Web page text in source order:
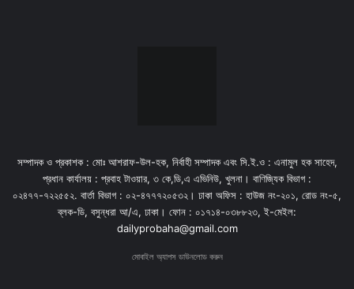
সম্পাদক ও প্রকাশক : মোঃ আশরাফ-উল-হক, নির্বাহী সম্পাদক এবং সি.ই.ও : এনামুল হক সাহেদ,
প্রধান কার্যালয় : প্রবাহ টাওয়ার, ৩ কে,ডি,এ এভিনিউ, খুলনা। বাণিজ্যিক বিভাগ :
০২৪৭৭-৭২২৫৫২. বার্তা বিভাগ : ০২-৪৭৭৭২০৫৩২। ঢাকা অফিস : হাউজ নং-২০১, রোড নং-৫,
ব্লক-ডি, বসুন্ধরা আ/এ, ঢাকা। ফোন : ০১৭১৪-০৩৮৮২৩, ই-মেইল:
dailyprobaha@gmail.com
মোবাইল অ্যাপস ডাউনলোড করুন